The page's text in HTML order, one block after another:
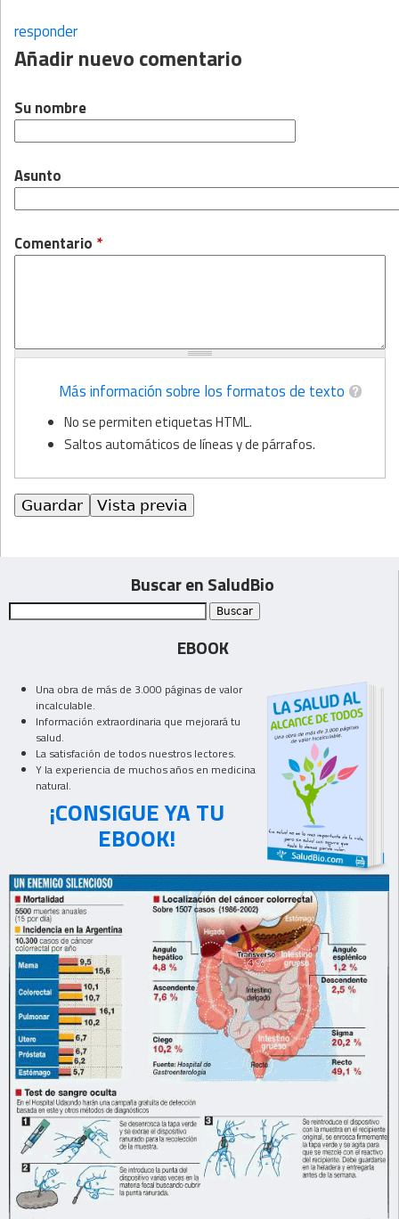
responder
Añadir nuevo comentario
Su nombre
Asunto
Comentario *
Más información sobre los formatos de texto
No se permiten etiquetas HTML.
Saltos automáticos de líneas y de párrafos.
Buscar en SaludBio
EBOOK
Una obra de más de 3.000 páginas de valor
incalculable.
Información extraordinaria que mejorará tu
salud.
La satisfación de todos nuestros lectores.
Y la experiencia de muchos años en medicina
natural.
¡CONSIGUE YA TU
EBOOK!